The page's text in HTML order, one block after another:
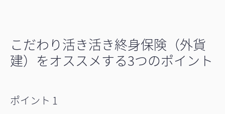
こだわり活き活き終身保険（外貨
建）をオススメする3つのポイント
ポイント 1